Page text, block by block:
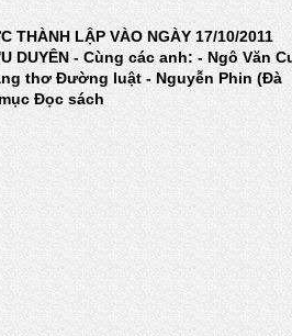
THÀNH LẬP VÀO NGÀY 17/10/2011
DUYÊN - Cùng các anh: - Ngô Văn
thơ Đường luật - Nguyễn Phin (Đà
Đọc sách